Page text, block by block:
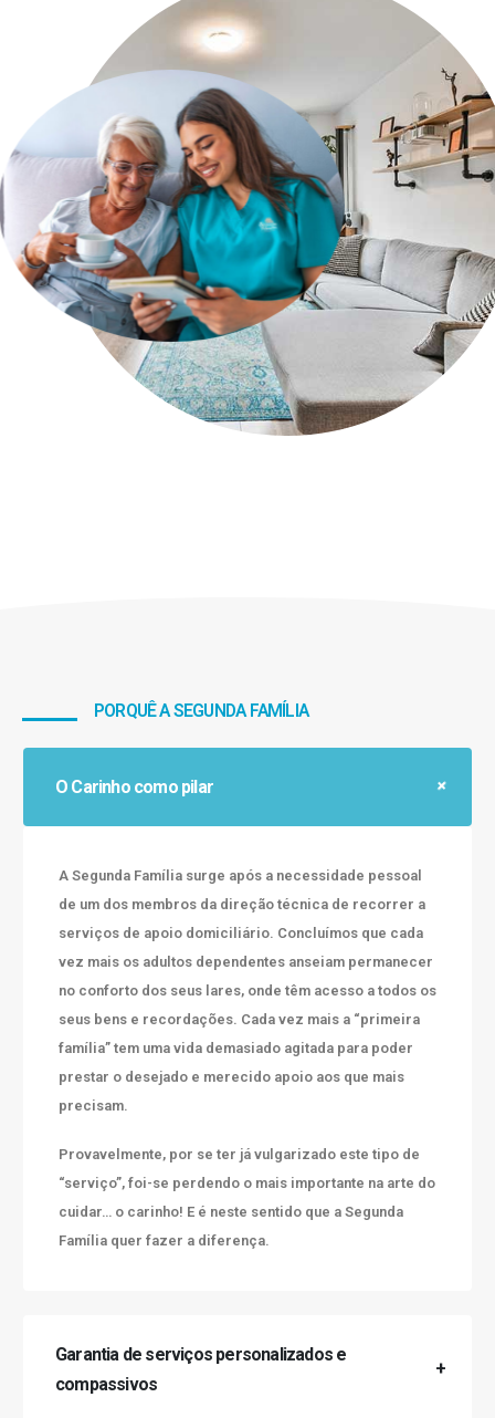
PORQUÊ A SEGUNDA FAMÍLIA
O Carinho como pilar
A Segunda Família surge após a necessidade pessoal
de um dos membros da direção técnica de recorrer a
serviços de apoio domiciliário. Concluímos que cada
vez mais os adultos dependentes anseiam permanecer
no conforto dos seus lares, onde têm acesso a todos os
seus bens e recordações. Cada vez mais a “primeira
família” tem uma vida demasiado agitada para poder
prestar o desejado e merecido apoio aos que mais
precisam.
Provavelmente, por se ter já vulgarizado este tipo de
“serviço”, foi-se perdendo o mais importante na arte do
cuidar… o carinho! E é neste sentido que a Segunda
Família quer fazer a diferença.
Garantia de serviços personalizados e
compassivos